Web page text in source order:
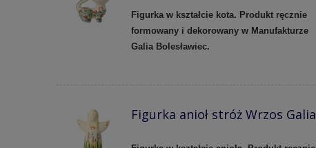
Figurka w kształcie kota. Produkt ręcznie
formowany i dekorowany w Manufakturze
Galia Bolesławiec.
Figurka anioł stróż Wrzos Galia